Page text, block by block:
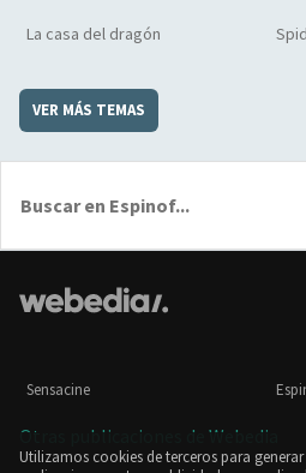
La casa del dragón
VER MÁS TEMAS
Sensacine
Otras publicaciones de Webedia
Utilizamos cookies de terceros para